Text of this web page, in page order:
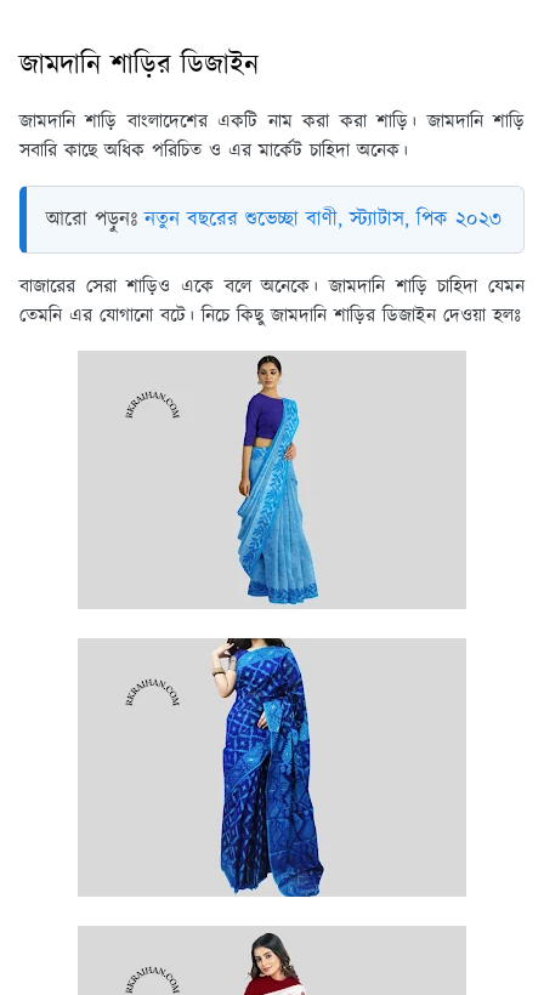
জামদানি শাড়ির ডিজাইন
জামদানি শাড়ি বাংলাদেশের একটি নাম করা করা শাড়ি। জামদানি শাড়ি
সবারি কাছে অধিক পরিচিত ও এর মার্কেট চাহিদা অনেক।
আরো পড়ুনঃনতুন বছরের শুভেচ্ছা বাণী, স্ট্যাটাস, পিক ২০২৩
বাজারের সেরা শাড়িও একে বলে অনেকে। জামদানি শাড়ি চাহিদা যেমন
তেমনি এর যোগানো বটে। নিচে কিছুজামদানি শাড়ির ডিজাইন দেওয়া হলঃ